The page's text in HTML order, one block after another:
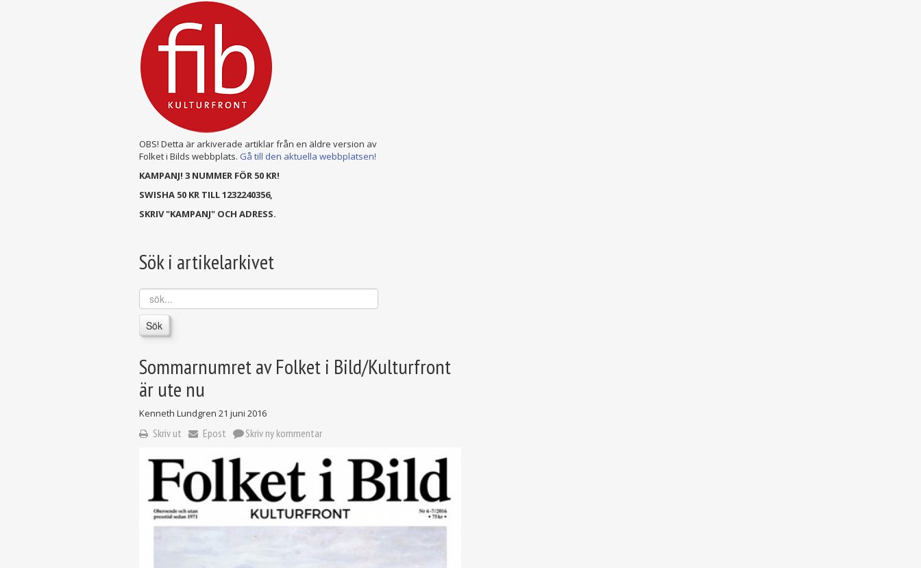
OBS! Detta är arkiverade artiklar från en äldre version av
Folket i Bilds webbplats. Gå till den aktuella webbplatsen!
KAMPANJ! 3 NUMMER FÖR 50 KR!
SWISHA 50 KR TILL 1232240356,
SKRIV "KAMPANJ" OCH ADRESS.
Sök i artikelarkivet
sök...
Sök
Sommarnumret av Folket i Bild/Kulturfront
är ute nu
Kenneth Lundgren 21 juni 2016
Skriv ut Epost Skriv ny kommentar